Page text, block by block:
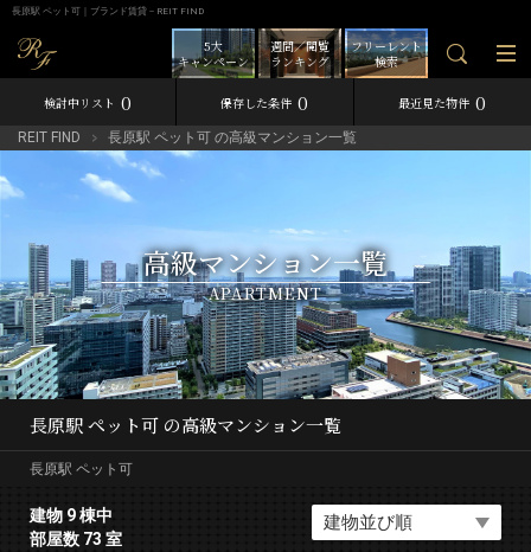
長原駅 ペット可｜ブランド賃貸－REIT FIND
フリーレント
検索
週間／閲覧
ランキング
5大
キャンペーン
検討中リスト 0 保存した条件 0 最近見た物件 0
REIT FIND 長原駅 ペット可 の高級マンション一覧
高級マンション一覧
APARTMENT
長原駅 ペット可 の高級マンション一覧
長原駅 ペット可
建物 9 棟中
部屋数 73 室